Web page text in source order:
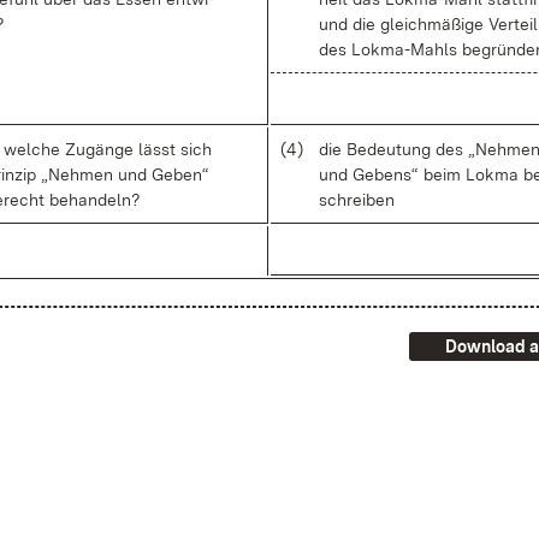
und die gleich­mä­ßi­ge
des Lok­ma-Mahls
wel­che Zu­gän­ge lässt sich
„Neh­men und Ge­ben“
be­han­deln?
(4)
die Be­deu­tung des
und Ge­bens“ beim Lok­ma
schrei­ben
Download